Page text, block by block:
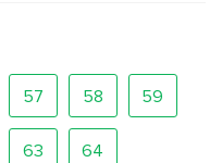
57 58 59
63 64